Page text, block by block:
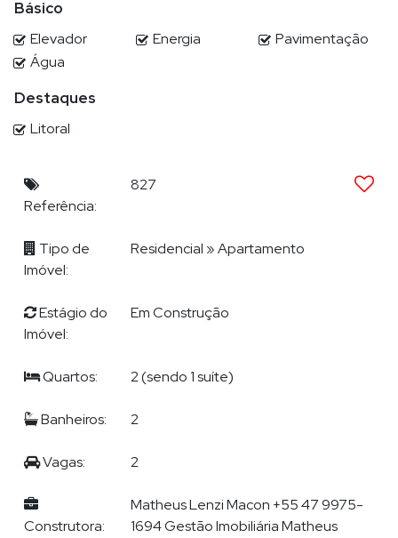
Espaço gourmet
Piscina adulta
Piscina infantil
Salão de festas
Sala de jogos
Academia
Guarita de segurança
Reaproveitamento de água
Sauna
Entrada p/ banhistas e box de praia
Hall de entrada decorado e mobiliado
Medidores de água, luz e gás individuais
Piscina
Sala de estar e jantar integrada
Área de Serviço
Rebaixamento em Gesso
Banheiro Social
Básico
Elevador Energia
Pavimentação
Água
Destaques
Litoral
Referência:
827
Tipo de
Imóvel:
Residencial »Apartamento
Estágio do
Imóvel:
Em Construção
Quartos: 2 (sendo 1 suíte)
Banheiros: 2
Vagas: 2
Construtora:
Matheus Lenzi Macon +55 47 9975-
1694 Gestão Imobiliária Matheus